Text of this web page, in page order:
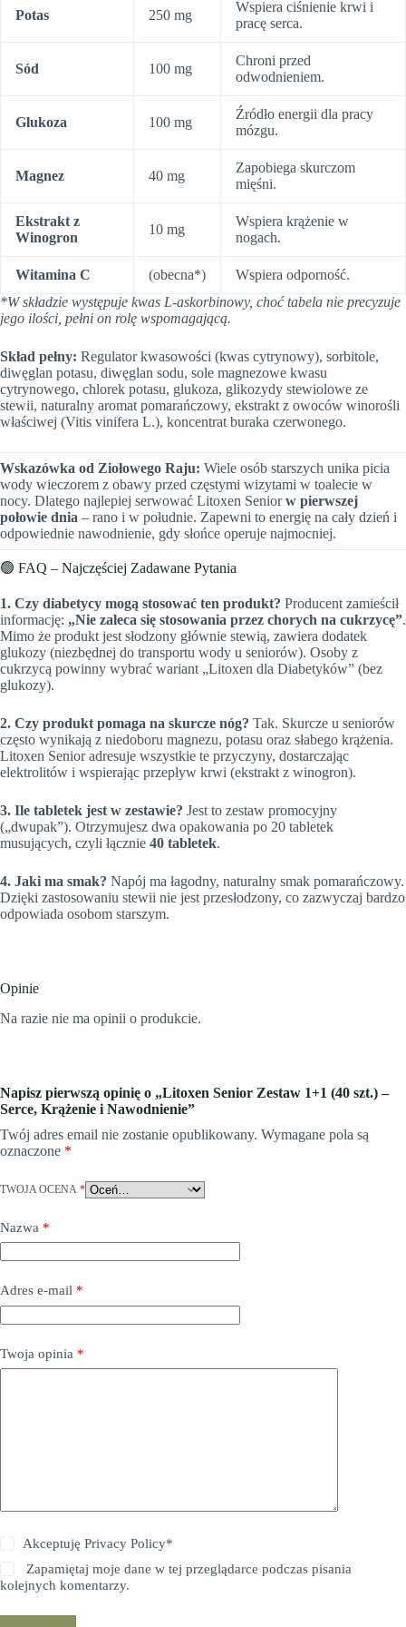
Potas 250 mg
Wspiera ciśnienie krwi i
pracę serca.
Sód 100 mg
Chroni przed
odwodnieniem.
Glukoza 100 mg
Źródło energii dla pracy
mózgu.
Magnez 40 mg
Zapobiega skurczom
mięśni.
Ekstrakt z
Winogron
10 mg
Wspiera krążenie w
nogach.
Witamina C (obecna*)
Wspiera odporność.
*W składzie występuje kwas L-askorbinowy, choć tabela nie precyzuje
jego ilości, pełni on rolę wspomagającą.
Skład pełny: Regulator kwasowości (kwas cytrynowy), sorbitole,
diwęglan potasu, diwęglan sodu, sole magnezowe kwasu
cytrynowego, chlorek potasu, glukoza, glikozydy stewiolowe ze
stewii, naturalny aromat pomarańczowy, ekstrakt z owoców winorośli
właściwej (Vitis vinifera L.), koncentrat buraka czerwonego.
Wskazówka od Ziołowego Raju: Wiele osób starszych unika picia
wody wieczorem z obawy przed częstymi wizytami w toalecie w
nocy. Dlatego najlepiej serwować Litoxen Seniorw pierwszej
połowie dnia – rano i w południe. Zapewni to energię na cały dzień i
odpowiednie nawodnienie, gdy słońce operuje najmocniej.
🟢 FAQ – Najczęściej Zadawane Pytania
1. Czy diabetycy mogą stosować ten produkt? Producent zamieścił
informację: „Nie zaleca się stosowania przez chorych na cukrzycę”.
Mimo że produkt jest słodzony głównie stewią, zawiera dodatek
glukozy (niezbędnej do transportu wody u seniorów). Osoby z
cukrzycą powinny wybrać wariant „Litoxen dla Diabetyków” (bez
glukozy).
2. Czy produkt pomaga na skurcze nóg? Tak. Skurcze u seniorów
często wynikają z niedoboru magnezu, potasu oraz słabego krążenia.
Litoxen Senior adresuje wszystkie te przyczyny, dostarczając
elektrolitów i wspierając przepływ krwi (ekstrakt z winogron).
3. Ile tabletek jest w zestawie? Jest to zestaw promocyjny
(„dwupak”). Otrzymujesz dwa opakowania po 20 tabletek
musujących, czyli łącznie 40 tabletek.
4. Jaki ma smak? Napój ma łagodny, naturalny smak pomarańczowy.
Dzięki zastosowaniu stewii nie jest przesłodzony, co zazwyczaj bardzo
odpowiada osobom starszym.
Opinie
Na razie nie ma opinii o produkcie.
Napisz pierwszą opinię o „Litoxen Senior Zestaw 1+1 (40 szt.) –
Serce, Krążenie i Nawodnienie”
Twój adres email nie zostanie opublikowany. Wymagane pola są
oznaczone *
TWOJA OCENA *
Nazwa *
Adres e-mail *
Twoja opinia *
AkceptujęPrivacy Policy*
Zapamiętaj moje dane w tej przeglądarce podczas pisania
kolejnych komentarzy.